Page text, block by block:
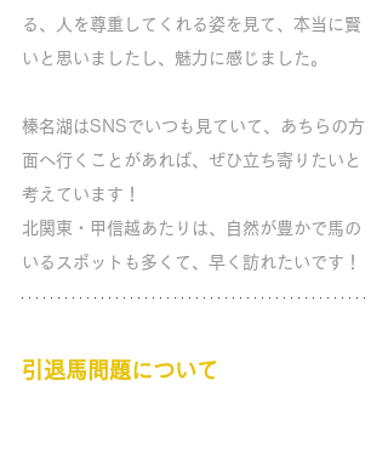
る、人を尊重してくれる姿を見て、本当に賢
いと思いましたし、魅力に感じました。
榛名湖はSNSでいつも見ていて、あちらの方
面へ行くことがあれば、ぜひ立ち寄りたいと
考えています！
北関東・甲信越あたりは、自然が豊かで馬の
いるスポットも多くて、早く訪れたいです！
引退馬問題について